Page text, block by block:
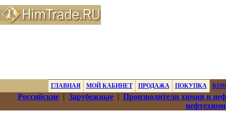
ГЛАВНАЯ МОЙ КАБИНЕТ ПРОДАЖА ПОКУПКА
Российские| Зарубежные| Производители химии и